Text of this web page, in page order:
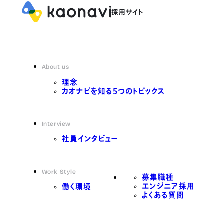
About us
理念
カオナビを知る5つのトピックス
Interview
社員インタビュー
Work Style
働く環境
募集職種
エンジニア採用
よくある質問